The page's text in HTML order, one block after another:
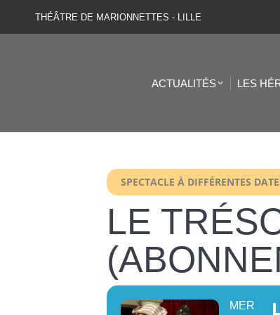
THÉÂTRE DE MARIONNETTES - LILLE
ACTUALITÉS LES
SPECTACLE À DIFFÉRENTES
LE
MER